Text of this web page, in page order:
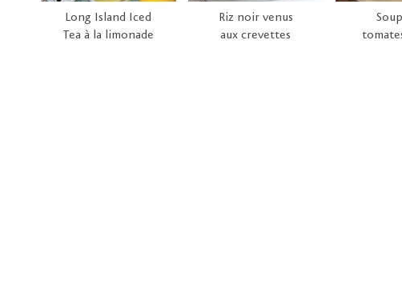
Long Island Iced
Tea à la limonade
Riz noir venus
aux crevettes